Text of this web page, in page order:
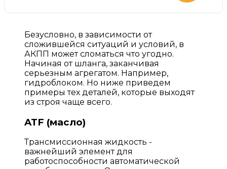
Безусловно, в зависимости от
сложившейся ситуаций и условий, в
АКПП может сломаться что угодно.
Начиная от шланга, заканчивая
серьезным агрегатом. Например,
гидроблоком. Но ниже приведем
примеры тех деталей, которые выходят
из строя чаще всего.
ATF (масло)
Трансмиссионная жидкость -
важнейший элемент для
работоспособности автоматической